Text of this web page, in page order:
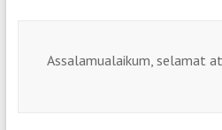
Assalamualaikum, selamat